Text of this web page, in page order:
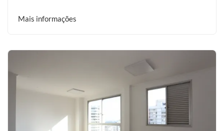
Mais informações